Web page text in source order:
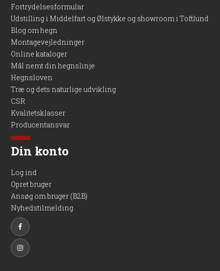
Fortrydelsesformular
Udstilling i Middelfart og Ølstykke og showroom i Toftlund
Blog om hegn
Montagevejledninger
Online kataloger
Mål nemt din hegnslinje
Hegnsloven
Træ og dets naturlige udvikling
CSR
Kvalitetsklasser
Producentansvar
Din konto
Log ind
Opret bruger
Ansøg om bruger (B2B)
Nyhedstilmelding